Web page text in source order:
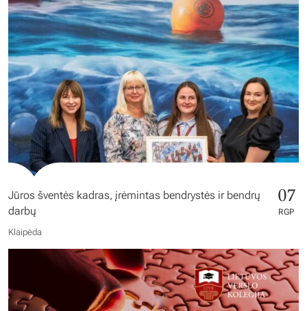
Jūros šventės kadras, įrėmintas bendrystės ir bendrų
darbų
07
RGP
Klaipėda